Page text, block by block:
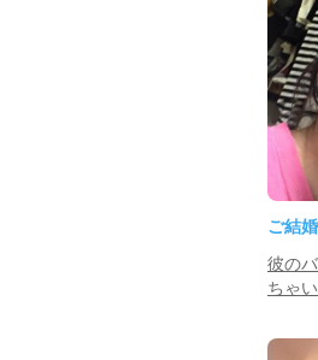
ご結婚
彼の
ちゃ